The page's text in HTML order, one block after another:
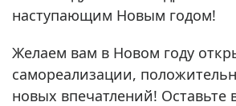
наступающим Новым годом!
Желаем вам в Новом году
самореализации,
новых впечатлений! Оставьте